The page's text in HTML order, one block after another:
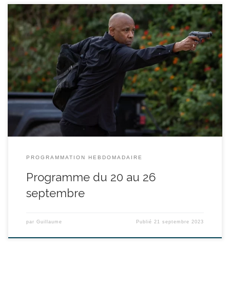
réalisé par Antoine Fuqua - avec Denzel Washington, Dakota
Fanning, David Denman durée : 1h49’ Depuis qu’il a renoncé à sa
vie d’assassin au service du gouvernement, Robert McCall peine
à faire la paix avec ses démons du passé et trouve un étrange
réconfort en défendant les opprimés. Alors qu’il […]
PROGRAMMATION HEBDOMADAIRE
Programme du 20 au 26
septembre
par Guillaume Publié21 septembre 2023